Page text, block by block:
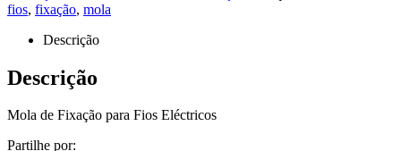
fios, fixação, mola
Descrição
Descrição
Mola de Fixação para Fios Eléctricos
Partilhe por: